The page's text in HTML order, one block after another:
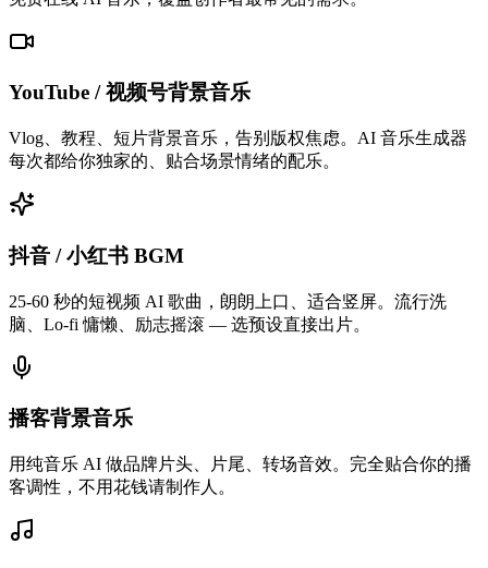
YouTube / 视频号背景音乐
Vlog、教程、短片背景音乐，告别版权焦虑。AI 音乐生成器
每次都给你独家的、贴合场景情绪的配乐。
抖音 / 小红书 BGM
25-60 秒的短视频 AI 歌曲，朗朗上口、适合竖屏。流行洗
脑、Lo-fi 慵懒、励志摇滚 — 选预设直接出片。
播客背景音乐
用纯音乐 AI 做品牌片头、片尾、转场音效。完全贴合你的播
客调性，不用花钱请制作人。